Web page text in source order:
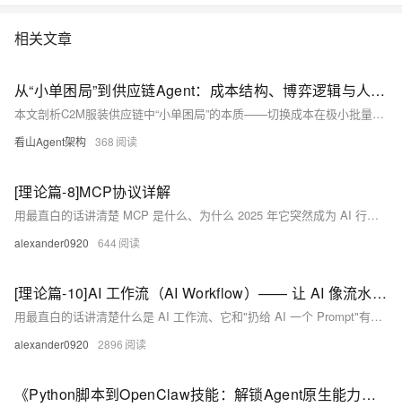
相关文章
从“小单困局”到供应链Agent：成本结构、博弈逻辑与人机协同的技术推演
本文剖析C2M服装供应链中“小单困局”的本质——切换成本在极小批量下不可摊销的数学必然。通过Agent集群实现成本透明化、智能拼单与品类感知，推动供应链从零和砍价转向正和协同。人机分工明确：AI做“数字包工头”，人当“关系架构师”。（239字）
看山Agent架构 368
[理论篇-8]MCP协议详解
用最直白的话讲清楚 MCP 是什么、为什么 2025 年它突然成为 AI 行业最热的协议、以及它会怎么改变你和 AI 工具的相处方式——不管你是开发者、产品经理、还是只想用好 AI 的普通用户。
alexander0920 644
[理论篇-10]AI 工作流（AI Workflow）—— 让 AI 像流水线一样干活 ⚠️ 已逐步被多 Agent 架构替代
用最直白的话讲清楚什么是 AI 工作流、它和"扔给 AI 一个 Prompt"有什么本质区别、为什么 2025 年之后所有真正能落地的 AI 产品几乎都长成"工作流"的样子——不管你是开发者、产品经理、运营、还是只想自己搭一个 AI 助手的普通用户,这一篇读完都能看懂背后在发生什么。
alexander0920 2896
《Python脚本到OpenClaw技能：解锁Agent原生能力的转换指南》